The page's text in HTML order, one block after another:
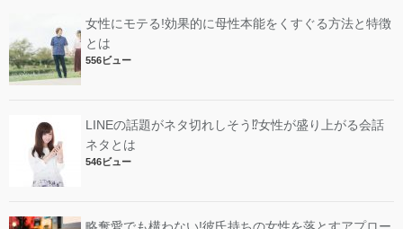
女性にモテる!効果的に母性本能をくすぐる方法と特徴
とは
556ビュー
LINEの話題がネタ切れしそう⁉︎女性が盛り上がる会話
ネタとは
546ビュー